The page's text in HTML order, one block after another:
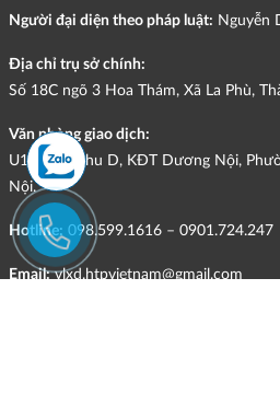
Người đại diện theo pháp luật: Nguyễn
Địa chỉ trụ sở chính:
Số 18C ngõ 3 Hoa Thám, Xã La Phù,
Văn phòng giao dịch:
U12-L09, Khu D, KĐT Dương Nội,
Nội.
Hotline: 098.599.1616 – 0901.724.247
Email: vlxd.htpvietnam@gmail.com